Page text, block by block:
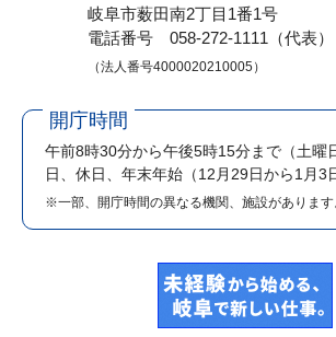
岐阜市薮田南2丁目1番1号
電話番号 058-272-1111（代表）
（法人番号4000020210005）
開庁時間
午前8時30分から午後5時15分まで （土
日、休日、年末年始（12月29日から1月3
※一部、開庁時間の異なる機関、施設があります